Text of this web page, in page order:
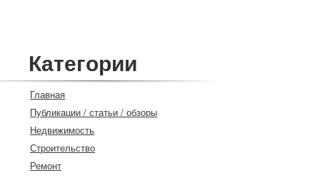
Категории
Главная
Публикации / статьи / обзоры
Недвижимость
Строительство
Ремонт